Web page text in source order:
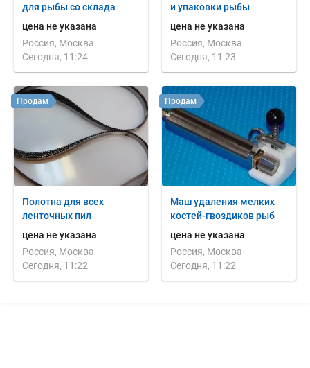
для рыбы со склада
цена не указана
Россия, Москва
Сегодня, 11:24
и упаковки рыбы
цена не указана
Россия, Москва
Сегодня, 11:23
Полотна для всех
ленточных пил
цена не указана
Россия, Москва
Сегодня, 11:22
Продам
Маш удаления мелких
костей-гвоздиков рыб
цена не указана
Россия, Москва
Сегодня, 11:22
Продам